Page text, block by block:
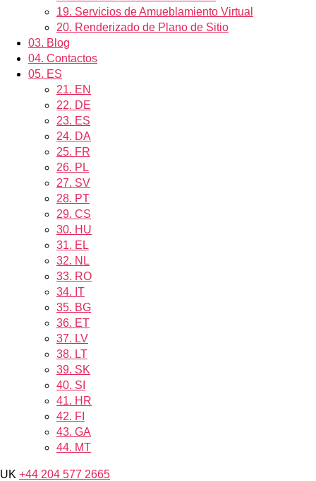
19. Servicios de Amueblamiento Virtual
20. Renderizado de Plano de Sitio
03. Blog
04. Contactos
05. ES
21. EN
22. DE
23. ES
24. DA
25. FR
26. PL
27. SV
28. PT
29. CS
30. HU
31. EL
32. NL
33. RO
34. IT
35. BG
36. ET
37. LV
38. LT
39. SK
40. SI
41. HR
42. FI
43. GA
44. MT
UK +44 204 577 2665